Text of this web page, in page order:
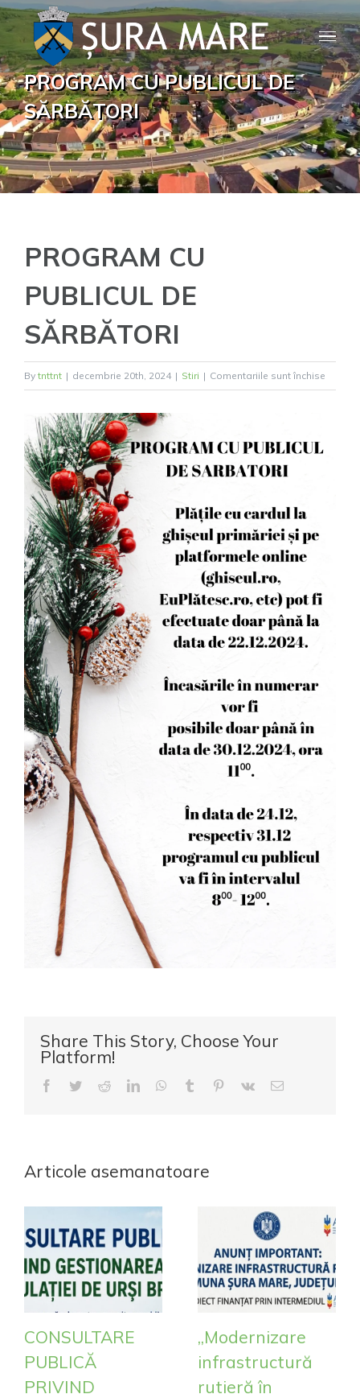
Skip
content
PROGRAM CU PUBLICUL DE
SĂRBĂTORI
PROGRAM CU
PUBLICUL DE
SĂRBĂTORI
By tnttnt | decembrie 20th, 2024 | Stiri | Comentariile sunt închise
Share This Story, Choose Your
Platform!
Facebook
TwitterRedditLinkedInWhatsApp
Tumblr Pinterest
Vk
E-
Articole asemanatoare
CONSULTARE
PUBLICĂ
PRIVIND
„Modernizare
infrastructură
rutieră în